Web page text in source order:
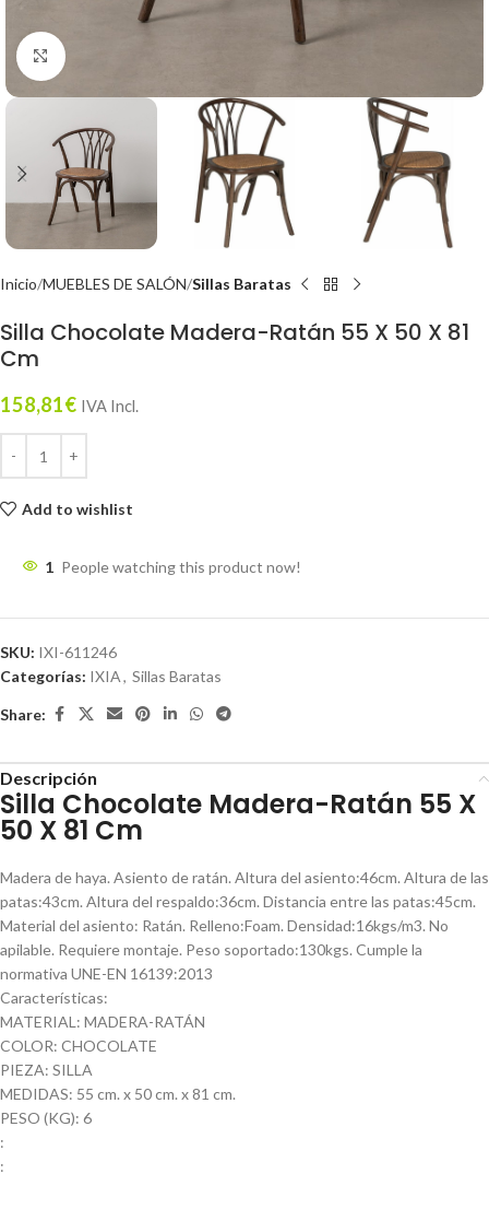
Click to enlarge
Inicio MUEBLES DE SALÓN Sillas Baratas
Silla Chocolate Madera-Ratán 55 X 50 X 81
Cm
158,81€ IVA Incl.
Add to wishlist
1 People watching this product now!
SKU: IXI-611246
Categorías: IXIA, Sillas Baratas
Share:
Descripción
Silla Chocolate Madera-Ratán 55 X
50 X 81 Cm
Madera de haya. Asiento de ratán. Altura del asiento:46cm. Altura de las
patas:43cm. Altura del respaldo:36cm. Distancia entre las patas:45cm.
Material del asiento: Ratán. Relleno:Foam. Densidad:16kgs/m3. No
apilable. Requiere montaje. Peso soportado:130kgs. Cumple la
normativa UNE-EN 16139:2013
Características:
MATERIAL: MADERA-RATÁN
COLOR: CHOCOLATE
PIEZA: SILLA
MEDIDAS: 55 cm. x 50 cm. x 81 cm.
PESO (KG): 6
:
: